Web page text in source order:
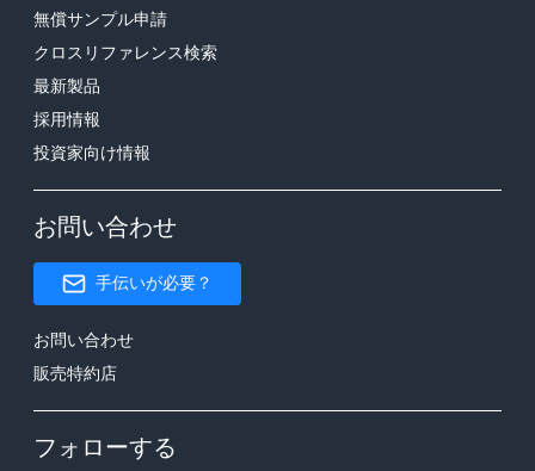
無償サンプル申請
クロスリファレンス検索
最新製品
採用情報
投資家向け情報
お問い合わせ
手伝いが必要？
お問い合わせ
販売特約店
フォローする